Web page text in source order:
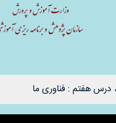
درس هفتم : فناوری ما